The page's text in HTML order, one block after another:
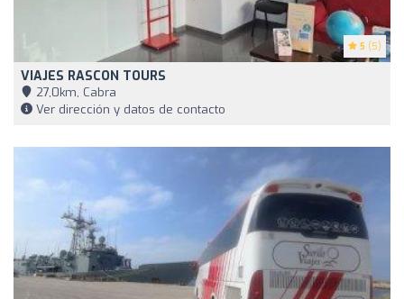
5 (5)
VIAJES RASCON TOURS
27,0km, Cabra
Ver dirección y datos de contacto